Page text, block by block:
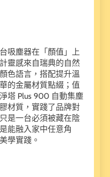
吸塵器在「顏值」上
靈感來自瑞典的自然
色語言，搭配提升溫
的金屬材質點綴；值
塔 Plus 900 自動集塵
材質，實踐了品牌對
是一台必須被藏在陰
能融入家中任意角
學實踐。